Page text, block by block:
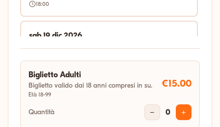
18:00
sab 19 dic 2026
18:00
gio 31 dic 2026
04:11
Biglietto Adulti
Biglietto valido dai 18 anni compresi in su.
Età 18-99
€15.00
Quantità − 0 +